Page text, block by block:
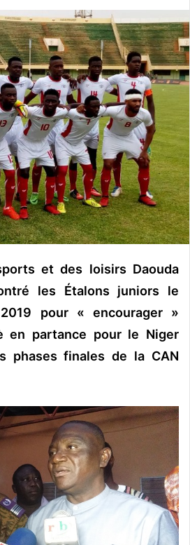
et des loisirs Daouda
les Étalons juniors le
pour « encourager »
en partance pour le Niger
phases finales de la CAN